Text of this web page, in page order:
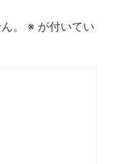
。 ※ が付いてい